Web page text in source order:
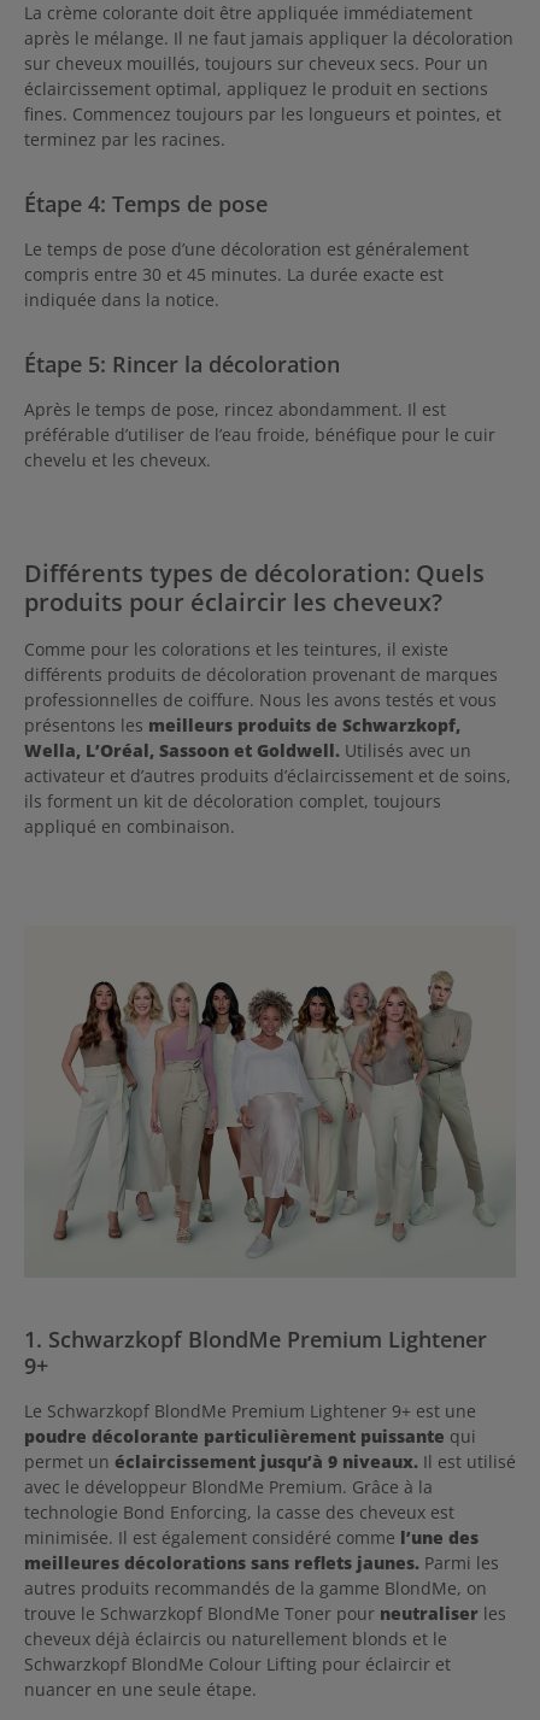
La crème colorante doit être appliquée immédiatement
après le mélange. Il ne faut jamais appliquer la décoloration
sur cheveux mouillés, toujours sur cheveux secs. Pour un
éclaircissement optimal, appliquez le produit en sections
fines. Commencez toujours par les longueurs et pointes, et
terminez par les racines.
Étape 4: Temps de pose
Le temps de pose d’une décoloration est généralement
compris entre 30 et 45 minutes. La durée exacte est
indiquée dans la notice.
Étape 5: Rincer la décoloration
Après le temps de pose, rincez abondamment. Il est
préférable d’utiliser de l’eau froide, bénéfique pour le cuir
chevelu et les cheveux.
Différents types de décoloration: Quels
produits pour éclaircir les cheveux?
Comme pour les colorations et les teintures, il existe
différents produits de décoloration provenant de marques
professionnelles de coiffure. Nous les avons testés et vous
présentons les meilleurs produits de Schwarzkopf,
Wella, L’Oréal, Sassoon et Goldwell. Utilisés avec un
activateur et d’autres produits d’éclaircissement et de soins,
ils forment un kit de décoloration complet, toujours
appliqué en combinaison.
1. Schwarzkopf BlondMe Premium Lightener
9+
Le Schwarzkopf BlondMe Premium Lightener 9+ est une
poudre décolorante particulièrement puissante qui
permet un éclaircissement jusqu’à 9 niveaux. Il est utilisé
avec le développeur BlondMe Premium. Grâce à la
technologie Bond Enforcing, la casse des cheveux est
minimisée. Il est également considéré comme l’une des
meilleures décolorations sans reflets jaunes. Parmi les
autres produits recommandés de la gamme BlondMe, on
trouve le Schwarzkopf BlondMe Toner pour neutraliser les
cheveux déjà éclaircis ou naturellement blonds et le
Schwarzkopf BlondMe Colour Lifting pour éclaircir et
nuancer en une seule étape.